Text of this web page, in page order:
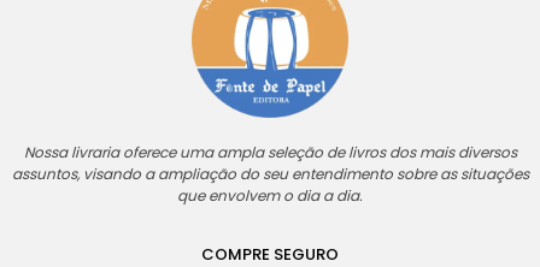
Nossa livraria oferece uma ampla seleção de livros dos mais diversos
assuntos, visando a ampliação do seu entendimento sobre as situações
que envolvem o dia a dia.
COMPRE SEGURO